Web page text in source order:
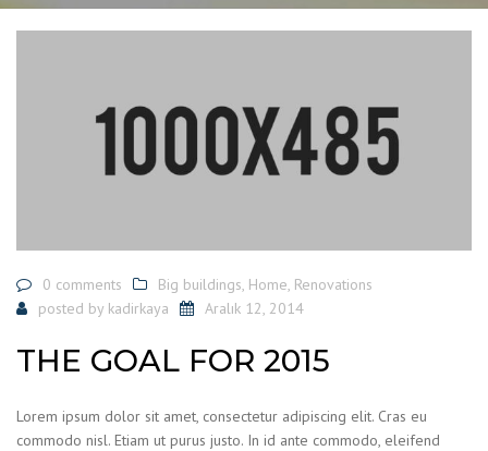
0 comments Big buildings, Home, Renovations
posted by kadirkaya Aralık 12, 2014
THE GOAL FOR 2015
Lorem ipsum dolor sit amet, consectetur adipiscing elit. Cras eu
commodo nisl. Etiam ut purus justo. In id ante commodo, eleifend